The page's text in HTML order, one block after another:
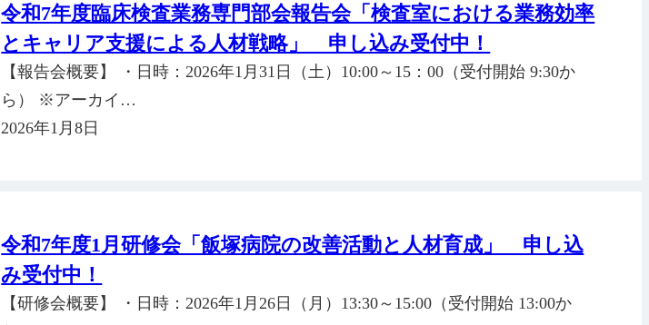
令和7年度臨床検査業務専門部会報告会「検査室における業務効率
とキャリア支援による人材戦略」 申し込み受付中！
【報告会概要】 ・日時：2026年1月31日（土）10:00～15：00（受付開始 9:30か
ら） ※アーカイ…
2026年1月8日
令和7年度1月研修会「飯塚病院の改善活動と人材育成」 申し込
み受付中！
【研修会概要】 ・日時：2026年1月26日（月）13:30～15:00（受付開始 13:00か